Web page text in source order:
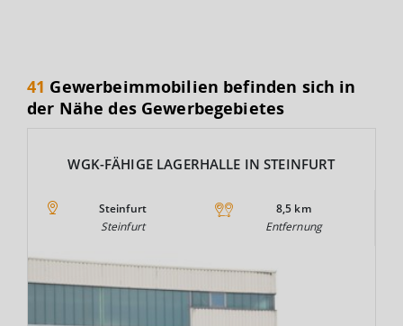
41 Gewerbeimmobilien befinden sich in
der Nähe des Gewerbegebietes
WGK-FÄHIGE LAGERHALLE IN STEINFURT
Steinfurt
Steinfurt
8,5 km
Entfernung